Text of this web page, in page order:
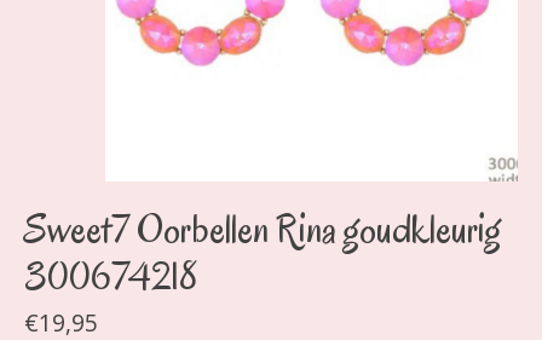
Sweet7 Oorbellen Rina goudkleurig
300674218
€19,95